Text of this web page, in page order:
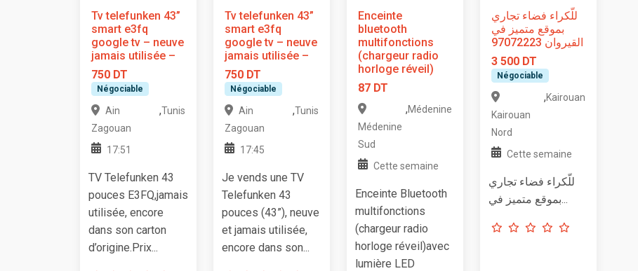
Tv telefunken 43”
smart e3fq
google tv – neuve
jamais utilisée –
750 DT
Négociable
Ain
Zagouan
,Tunis
17:51
TV Telefunken 43
pouces E3FQ,jamais
utilisée, encore
dans son carton
d’origine.Prix...
Tv telefunken 43”
smart e3fq
google tv – neuve
jamais utilisée –
750 DT
Négociable
Ain
Zagouan
,Tunis
17:45
Je vends une TV
Telefunken 43
pouces (43”), neuve
et jamais utilisée,
encore dans son...
Enceinte
bluetooth
multifonctions
(chargeur radio
horloge réveil)
87 DT
Médenine
Sud
,Médenine
Cette semaine
Enceinte Bluetooth
multifonctions
(chargeur radio
horloge réveil)avec
lumière LED
للّكراء فضاء تجاري
بموقع متميز في
القيروان 97072223
3 500 DT
Négociable
Kairouan
Nord
,Kairouan
Cette semaine
للّكراء فضاء تجاري
بموقع متميز في...